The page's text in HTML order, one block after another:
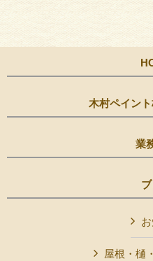
木村ペイン
業
屋根・樋